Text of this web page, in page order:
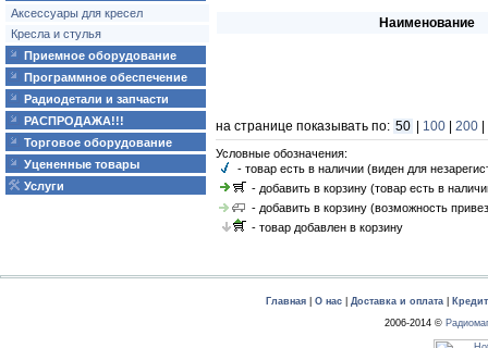
Аксессуары для кресел
Кресла и стулья
Приемное оборудование
Программное обеспечение
Радиодетали и запчасти
РАСПРОДАЖА!!!
Торговое оборудование
Уцененные товары
Услуги
Наименование
на странице показывать по: 50 100 200
Условные обозначения:
- товар есть в наличии (виден для
- добавить в корзину (товар есть в
- добавить в корзину (возможность
- товар добавлен в корзину
Главная О нас Доставка и оплата
2006-2014 ©